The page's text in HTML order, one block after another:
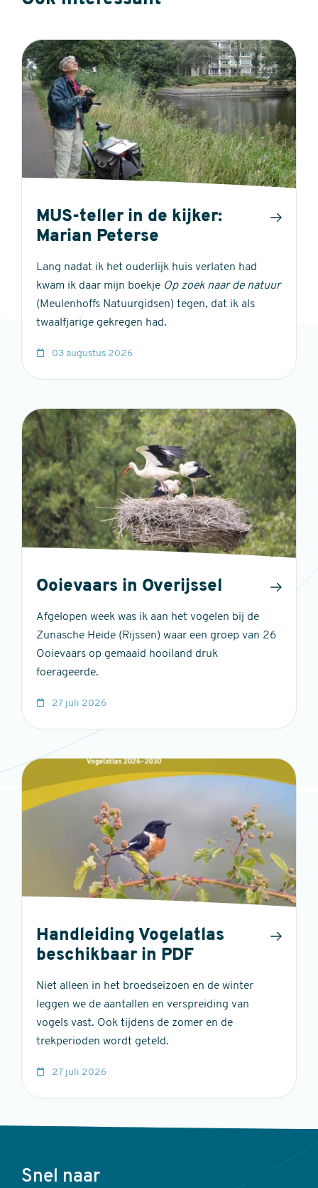
MUS-teller in de kijker:
Marian Peterse
Lang nadat ik het ouderlijk huis verlaten had
kwam ik daar mijn boekje Op zoek naar de natuur
(Meulenhoffs Natuurgidsen) tegen, dat ik als
twaalfjarige gekregen had.
03 augustus 2026
Ooievaars in Overijssel
Afgelopen week was ik aan het vogelen bij de
Zunasche Heide (Rijssen) waar een groep van 26
Ooievaars op gemaaid hooiland druk
foerageerde.
27 juli 2026
Handleiding Vogelatlas
beschikbaar in PDF
Niet alleen in het broedseizoen en de winter
leggen we de aantallen en verspreiding van
vogels vast. Ook tijdens de zomer en de
trekperioden wordt geteld.
27 juli 2026
Voet
Snel naar